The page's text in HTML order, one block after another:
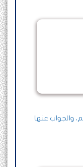
والجواب عنها